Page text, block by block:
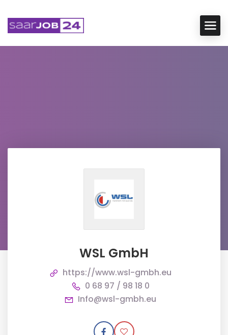
WSL GmbH
https://www.wsl-gmbh.eu
0 68 97 / 98 18 0
Info@wsl-gmbh.eu